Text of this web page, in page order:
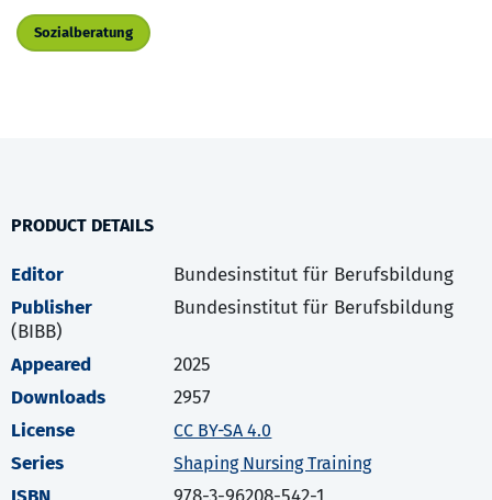
Sozialberatung
PRODUCT DETAILS
Editor
Bundesinstitut für Berufsbildung
Publisher
Bundesinstitut für Berufsbildung
(BIBB)
Appeared
2025
Downloads
2957
License
CC BY-SA 4.0
Series Shaping Nursing Training